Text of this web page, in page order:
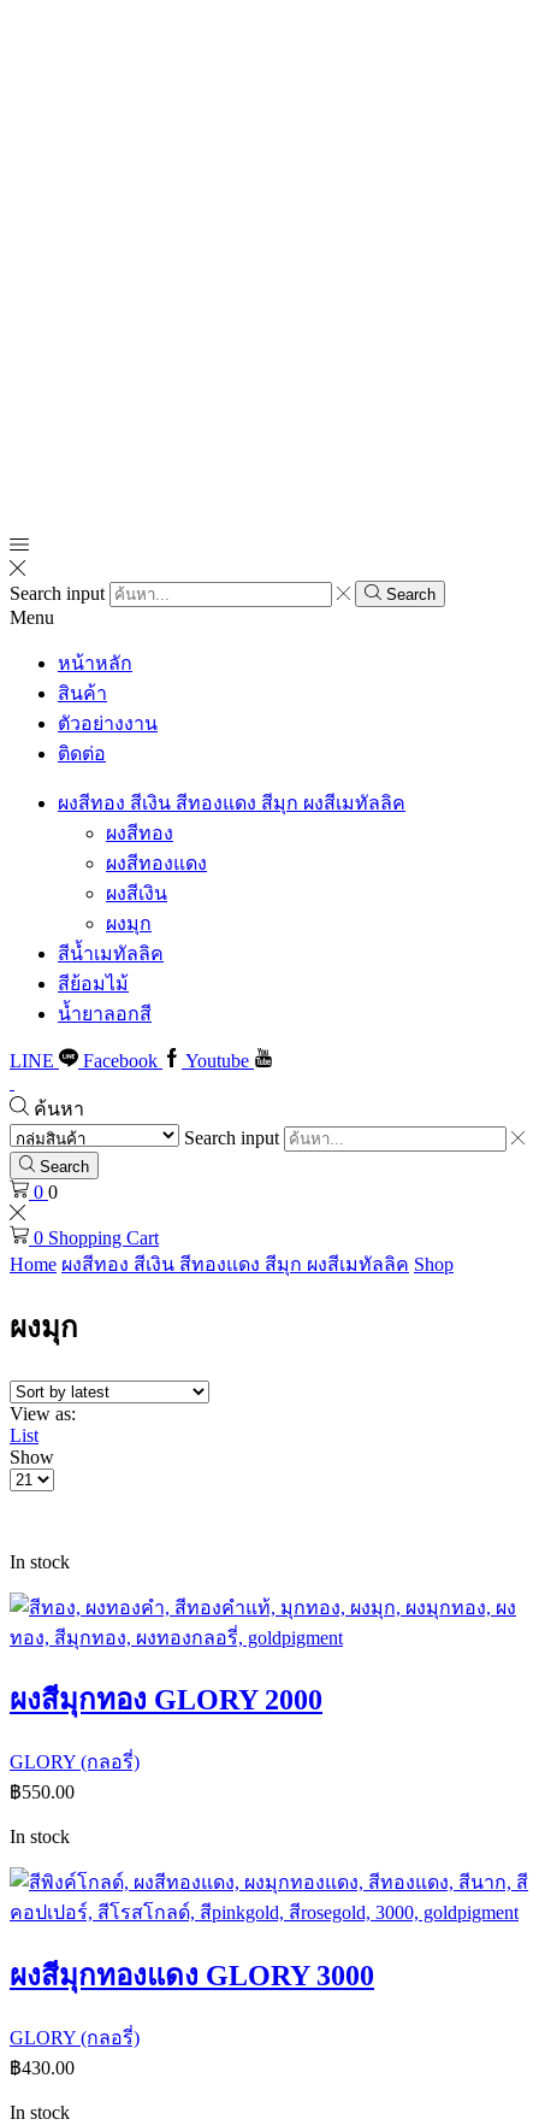
Search input Search
Menu
หน้าหลัก
สินค้า
ตัวอย่างงาน
ติดต่อ
ผงสีทอง สีเงิน สีทองแดง สีมุก ผงสีเมทัลลิค
ผงสีทอง
ผงสีทองแดง
ผงสีเงิน
ผงมุก
สีน้ำเมทัลลิค
สีย้อมไม้
น้ำยาลอกสี
LINE Facebook Youtube
ค้นหา
Search input
Search
0 0
0 Shopping Cart
Home ผงสีทอง สีเงิน สีทองแดง สีมุก ผงสีเมทัลลิค Shop
ผงมุก
View as:
List
Show
In stock
ผงสีมุกทอง GLORY 2000
GLORY (กลอรี่)
฿550.00
In stock
ผงสีมุกทองแดง GLORY 3000
GLORY (กลอรี่)
฿430.00
In stock